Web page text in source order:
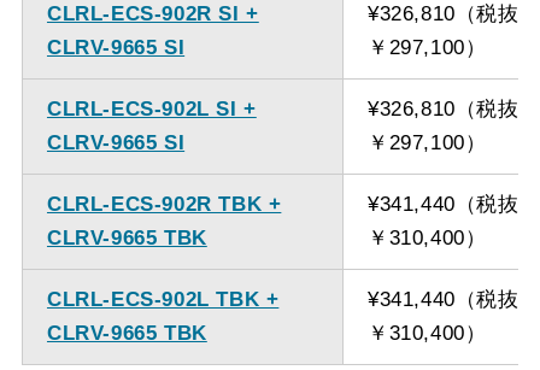
CLRL-ECS-902R SI +
CLRV-9665 SI
¥326,810（税抜
￥297,100）
CLRL-ECS-902L SI +
CLRV-9665 SI
¥326,810（税抜
￥297,100）
CLRL-ECS-902R TBK +
CLRV-9665 TBK
¥341,440（税抜
￥310,400）
CLRL-ECS-902L TBK +
CLRV-9665 TBK
¥341,440（税抜
￥310,400）